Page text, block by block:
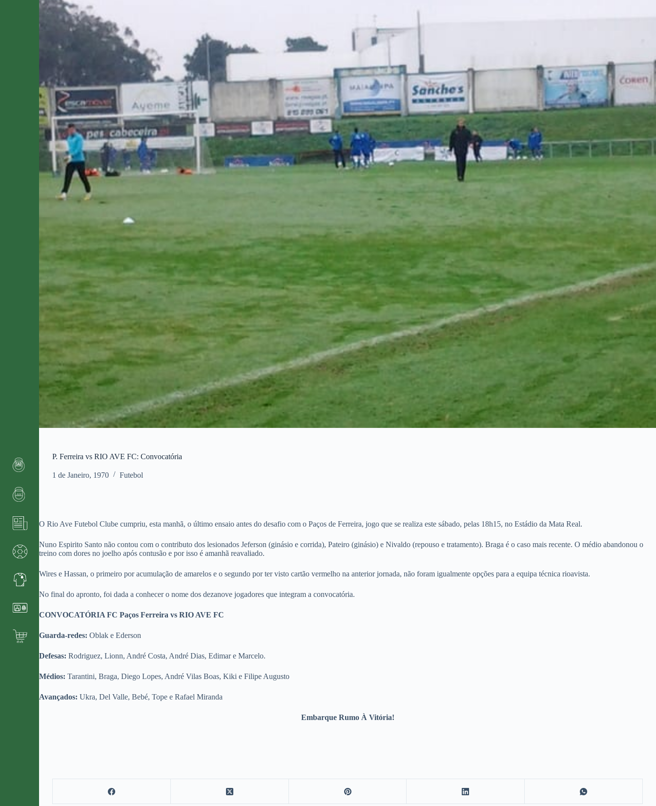
P. Ferreira vs RIO AVE FC: Convocatória
1 de Janeiro, 1970 Futebol
O Rio Ave Futebol Clube cumpriu, esta manhã, o último ensaio antes do desafio com o Paços de Ferreira, jogo que se realiza este sábado, pelas 18h15, no Estádio da Mata Real.
Nuno Espirito Santo não contou com o contributo dos lesionados Jeferson (ginásio e corrida), Pateiro (ginásio) e Nivaldo (repouso e tratamento). Braga é o caso mais recente. O médio abandonou o
treino com dores no joelho após contusão e por isso é amanhã reavaliado.
Wires e Hassan, o primeiro por acumulação de amarelos e o segundo por ter visto cartão vermelho na anterior jornada, não foram igualmente opções para a equipa técnica rioavista.
No final do apronto, foi dada a conhecer o nome dos dezanove jogadores que integram a convocatória.
CONVOCATÓRIA FC Paços Ferreira vs RIO AVE FC
Guarda-redes: Oblak e Ederson
Defesas: Rodriguez, Lionn, André Costa, André Dias, Edimar e Marcelo.
Médios: Tarantini, Braga, Diego Lopes, André Vilas Boas, Kiki e Filipe Augusto
Avançados: Ukra, Del Valle, Bebé, Tope e Rafael Miranda
Embarque Rumo À Vitória!